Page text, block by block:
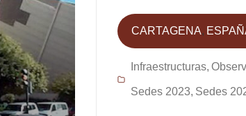
CARTAGENA
Infraestructuras
Sedes 2023 Sedes